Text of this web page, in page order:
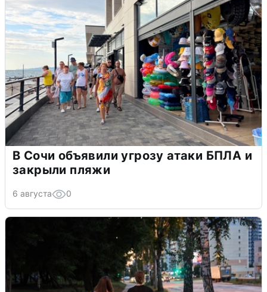
В Сочи объявили угрозу атаки БПЛА и
закрыли пляжи
6 августа 0